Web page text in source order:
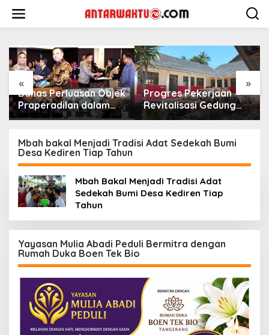
konten
« »
Bahas Perluasan Objek
Praperadilan dalam
KUHAP Baru, Waka
Buka Seminar Hukum
Progres Pekerjaan
Revitalisasi Gedung
SDN 3 Mekarmukti
Persen
Mbah bakal Menjadi Tradisi Adat Sedekah Bumi
Desa Kediren Tiap Tahun
Mbah Bakal Menjadi Tradisi Adat
Sedekah Bumi Desa Kediren Tiap
Tahun
Yayasan Mulia Abadi Peduli Bermitra dengan
Rumah Duka Boen Tek Bio